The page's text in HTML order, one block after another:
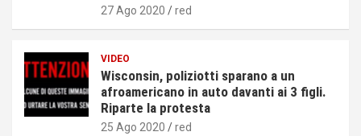
27 Ago 2020 red
VIDEO
Wisconsin, poliziotti sparano a un
afroamericano in auto davanti ai 3 figli.
Riparte la protesta
25 Ago 2020 red